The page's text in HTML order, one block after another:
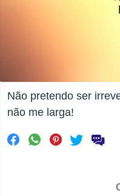
Não pretendo ser
não me larga!